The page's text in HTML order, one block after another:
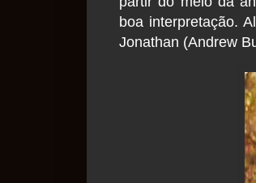
boa interpretação.
Jonathan (Andrew